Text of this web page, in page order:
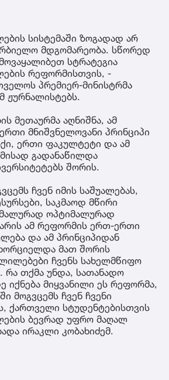
სისტემაში ზოგადად არ
მდგომარეობა. სწორედ
სტრატეგია
რეფორმისთვის, -
პრემიერ-მინისტრმა
ჟურნალისტებს.
მეთაურმა აღნიშნა, ამ
მნიშვნელოვანი პრინციპი
ერთი ფაკულტეტი და ამ
გადანაწილდა
შორის.
ჩვენ იმის საშუალებას,
საკმაოდ მწირი
ოპტიმალურად
ამ რეფორმის ერთ-ერთი
და ამ პრინციპიდან
მათ შორის
ჩვენს სახელმწიფო
რა თქმა უნდა, სათანადო
იქნება მიყვანილი ეს რეფორმა,
მოგვცემს ჩვენ ჩვენი
ქართველი სტუდენტებისთვის
ბევრად უფრო მაღალ
ირაკლი კობახიძემ.